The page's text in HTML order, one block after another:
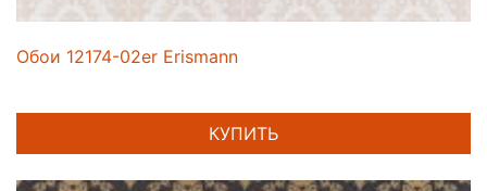
Обои 12174-02er Erismann
КУПИТЬ